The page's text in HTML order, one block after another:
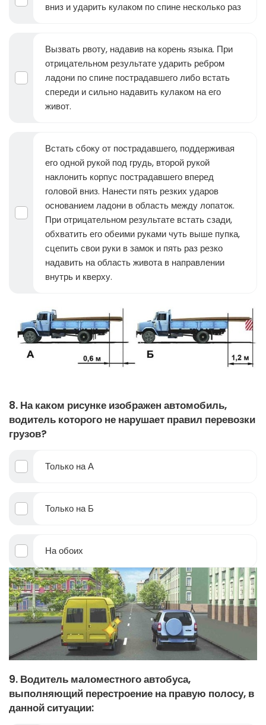
вниз и ударить кулаком по спине несколько раз
Вызвать рвоту, надавив на корень языка. При
отрицательном результате ударить ребром
ладони по спине пострадавшего либо встать
спереди и сильно надавить кулаком на его
живот.
Встать сбоку от пострадавшего, поддерживая
его одной рукой под грудь, второй рукой
наклонить корпус пострадавшего вперед
головой вниз. Нанести пять резких ударов
основанием ладони в область между лопаток.
При отрицательном результате встать сзади,
обхватить его обеими руками чуть выше пупка,
сцепить свои руки в замок и пять раз резко
надавить на область живота в направлении
внутрь и кверху.
8. На каком рисунке изображен автомобиль,
водитель которого не нарушает правил перевозки
грузов?
Только на А
Только на Б
На обоих
9. Водитель маломестного автобуса,
выполняющий перестроение на правую полосу, в
данной ситуации: